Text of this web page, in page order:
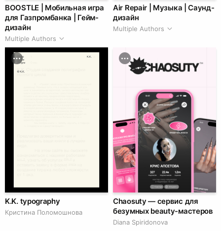
BOOSTLE | Мобильная игра
для Газпромбанка | Гейм-
дизайн
Multiple Authors
Air Repair | Музыка | Саунд-
дизайн
Multiple Authors
K.K. typography
Кристина Поломошнова
Chaosuty — сервис для
безумных beauty-мастеров
Diana Spiridonova